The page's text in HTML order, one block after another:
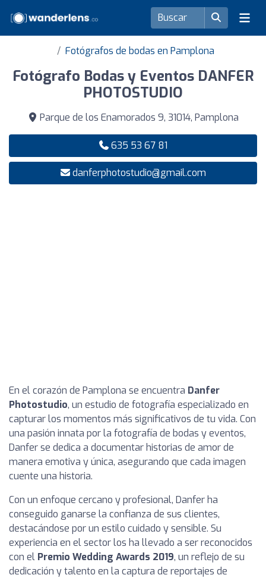
Fotógrafos de bodas en Pamplona
Fotógrafo Bodas y Eventos DANFER
PHOTOSTUDIO
Parque de los Enamorados 9, 31014, Pamplona
635 53 67 81
danferphotostudio@gmail.com
En el corazón de Pamplona se encuentra Danfer
Photostudio, un estudio de fotografía especializado en
capturar los momentos más significativos de tu vida. Con
una pasión innata por la fotografía de bodas y eventos,
Danfer se dedica a documentar historias de amor de
manera emotiva y única, asegurando que cada imagen
cuente una historia.
Con un enfoque cercano y profesional, Danfer ha
conseguido ganarse la confianza de sus clientes,
destacándose por un estilo cuidado y sensible. Su
experiencia en el sector los ha llevado a ser reconocidos
con el Premio Wedding Awards 2019, un reflejo de su
dedicación y talento en la captura de reportajes de